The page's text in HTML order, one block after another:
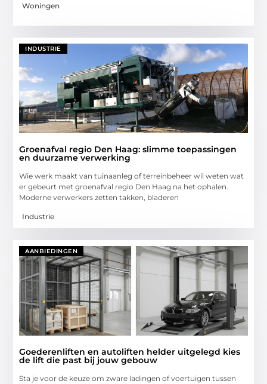
Woningen
INDUSTRIE
Groenafval regio Den Haag: slimme toepassingen
en duurzame verwerking
Wie werk maakt van tuinaanleg of terreinbeheer wil weten wat
er gebeurt met groenafval regio Den Haag na het ophalen.
Moderne verwerkers zetten takken, bladeren
Industrie
AANBIEDINGEN
Goederenliften en autoliften helder uitgelegd kies
de lift die past bij jouw gebouw
Sta je voor de keuze om zware ladingen of voertuigen tussen